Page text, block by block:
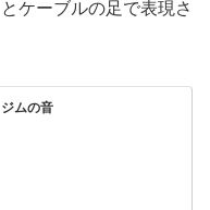
ケーブルの足で表現さ
ムの音